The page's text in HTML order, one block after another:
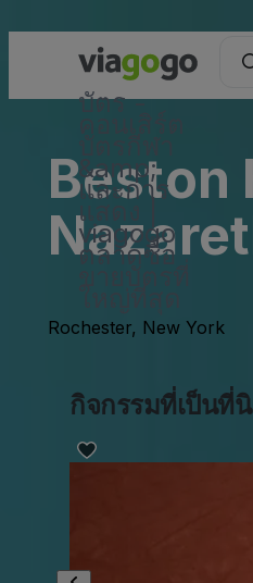
บัตร -
&amp;
และการ
แสดง |
viagogo
ตลาดซื้อ
Beston
Rochester, New York
กิจกรรมที่เป็นที่